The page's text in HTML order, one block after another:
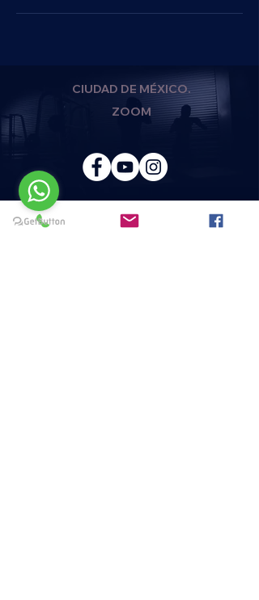
CIUDAD DE MÉXICO.
ZOOM